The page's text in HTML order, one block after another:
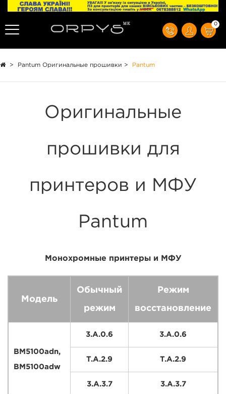
0
> Pantum Оригинальные прошивки > Pantum
Оригинальные
прошивки для
принтеров и МФУ
Pantum
Монохромные принтеры и МФУ
Модель
Обычный
режим
Режим
восстановление
BM5100adn,
BM5100adw
3.A.0.6 3.A.0.6
T.A.2.9 T.A.2.9
3.A.3.7 3.A.3.7